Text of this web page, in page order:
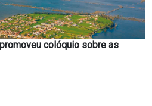
colóquio sobre as